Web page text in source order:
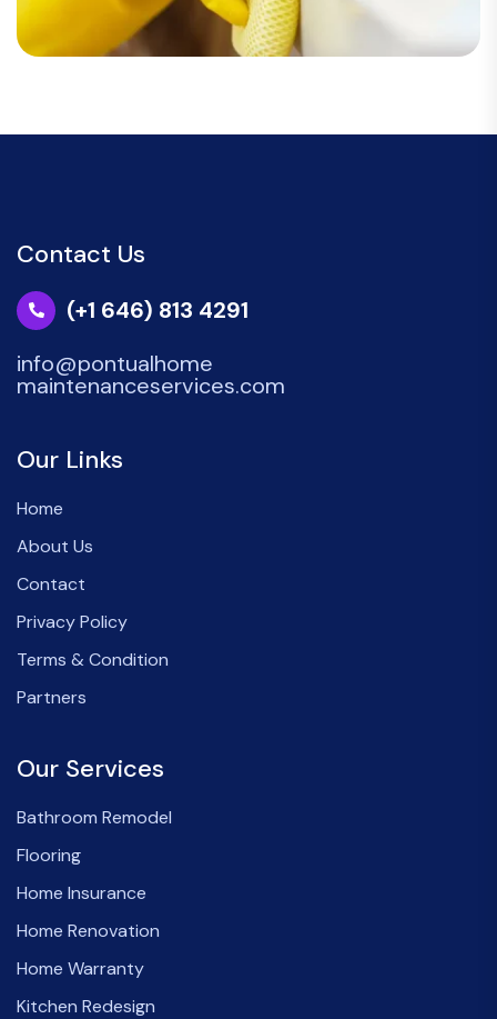
Contact Us
(+1 646) 813 4291
info@pontualhome
maintenanceservices.com
Our Links
Home
About Us
Contact
Privacy Policy
Terms & Condition
Partners
Our Services
Bathroom Remodel
Flooring
Home Insurance
Home Renovation
Home Warranty
Kitchen Redesign